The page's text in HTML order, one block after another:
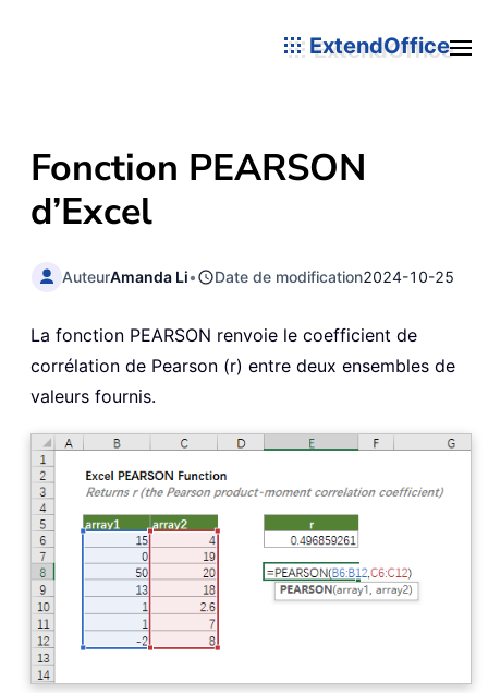
ExtendOffice
Fonction PEARSON
d’Excel
AuteurAmanda Li• Date de modification2024-10-25
La fonction PEARSON renvoie le coefficient de
corrélation de Pearson (r) entre deux ensembles de
valeurs fournis.